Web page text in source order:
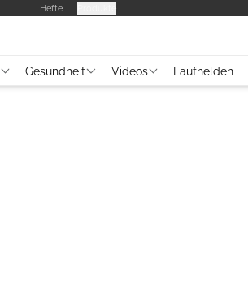
Hefte
Gesundheit Videos Laufhelden